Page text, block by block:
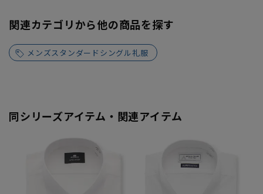
関連カテゴリから他の商品を探す
メンズスタンダードシングル礼服
同シリーズアイテム・関連アイテム